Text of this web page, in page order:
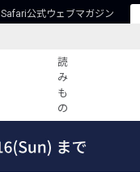
Safari公式ウェブマガジン
読
み
も
の